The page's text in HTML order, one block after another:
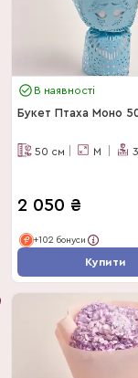
В наявності
Букет Птаха Моно
50 см M
2 050 ₴
+102 бонуси
Купити